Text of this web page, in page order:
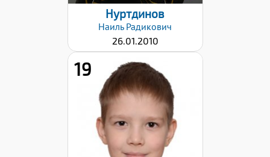
Нуртдинов
Наиль Радикович
26.01.2010
19
Хват клюшки:
Левый
Дата заявки: